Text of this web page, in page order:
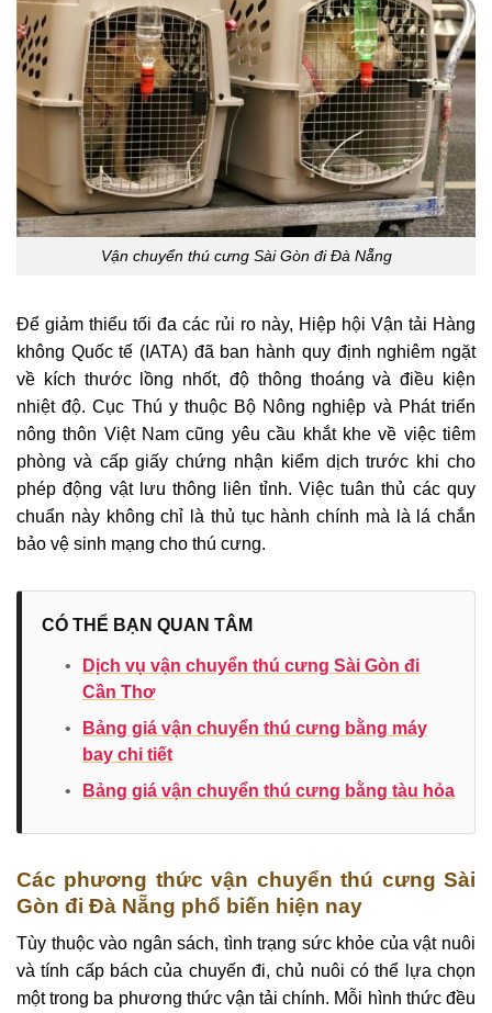
Vận chuyển thú cưng Sài Gòn đi Đà Nẵng
Để giảm thiểu tối đa các rủi ro này, Hiệp hội Vận tải Hàng
không Quốc tế (IATA) đã ban hành quy định nghiêm ngặt
về kích thước lồng nhốt, độ thông thoáng và điều kiện
nhiệt độ. Cục Thú y thuộc Bộ Nông nghiệp và Phát triển
nông thôn Việt Nam cũng yêu cầu khắt khe về việc tiêm
phòng và cấp giấy chứng nhận kiểm dịch trước khi cho
phép động vật lưu thông liên tỉnh. Việc tuân thủ các quy
chuẩn này không chỉ là thủ tục hành chính mà là lá chắn
bảo vệ sinh mạng cho thú cưng.
CÓ THỂ BẠN QUAN TÂM
•
Dịch vụ vận chuyển thú cưng Sài Gòn đi
Cần Thơ
•
Bảng giá vận chuyển thú cưng bằng máy
bay chi tiết
•
Bảng giá vận chuyển thú cưng bằng tàu hỏa
Các phương thức vận chuyển thú cưng Sài
Gòn đi Đà Nẵng phổ biến hiện nay
Tùy thuộc vào ngân sách, tình trạng sức khỏe của vật nuôi
và tính cấp bách của chuyến đi, chủ nuôi có thể lựa chọn
một trong ba phương thức vận tải chính. Mỗi hình thức đều